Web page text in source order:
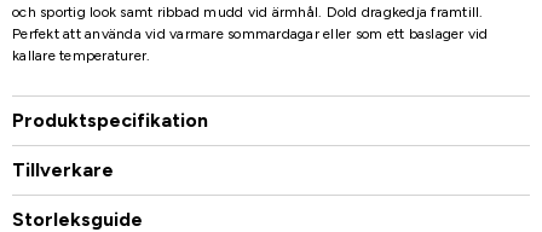
och sportig look samt ribbad mudd vid ärmhål. Dold dragkedja framtill.
Perfekt att använda vid varmare sommardagar eller som ett baslager vid
kallare temperaturer.
Produktspecifikation
Tillverkare
Storleksguide